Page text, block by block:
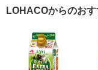
シ）
LOHACOからのお